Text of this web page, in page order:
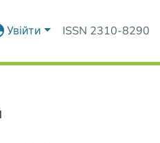
Увійти ISSN 2310-8290